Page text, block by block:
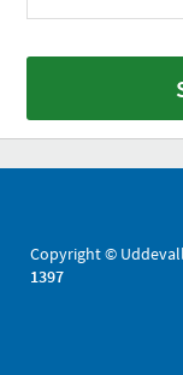
Copyright ©
1397